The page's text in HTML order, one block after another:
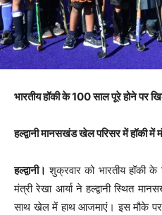
भारतीय हॉकी के 100 साल पूरे होने पर
हल्द्वानी मानसखंड खेल परिसर में हॉकी में
हल्द्वानी। शुक्रवार को भारतीय
मंत्री रेखा आर्या ने हल्द्वानी स्थित
साथ खेल में हाथ आजमाएं। इस मौके पर